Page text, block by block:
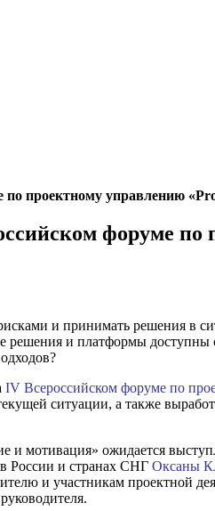
проектному управлению
форуме
и принимать решения в
решения и платформы
IV Всероссийском форуме по
ситуации, а также
и мотивация» ожидается
России и странах СНГ Оксаны
и участникам проектной